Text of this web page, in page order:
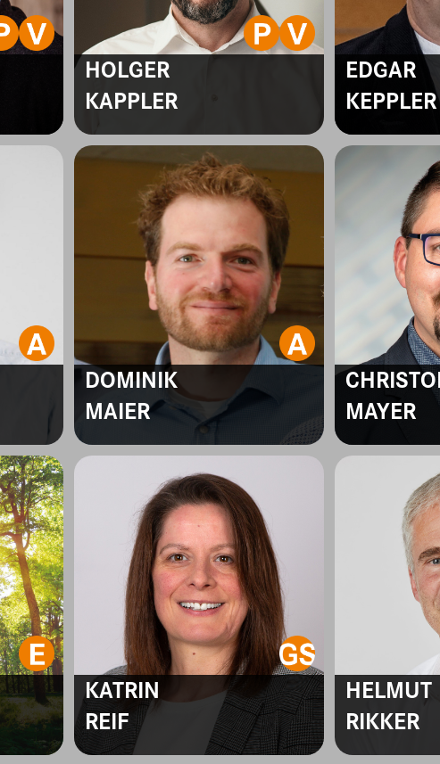
HOLGER
KAPPLER
EDGAR
KEPPLER
DOMINIK
MAIER
MAYER
KATRIN
REIF
HELMUT
RIKKER